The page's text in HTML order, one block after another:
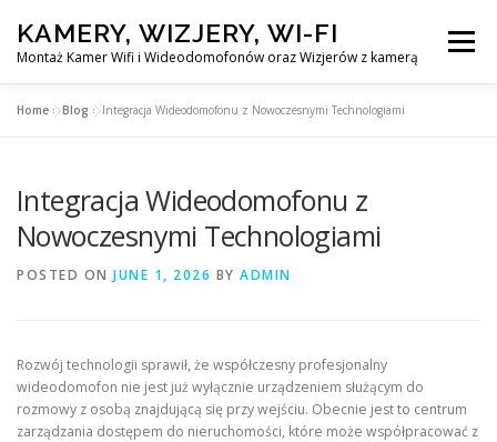
content
KAMERY, WIZJERY, WI-FI
Montaż Kamer Wifi i Wideodomofonów oraz Wizjerów z kamerą
Menu
MONTAŻ WIDEDOMOFONÓW
KONTAKT
EN
Home »Blog »Integracja Wideodomofonu z Nowoczesnymi Technologiami
Integracja Wideodomofonu z
Nowoczesnymi Technologiami
POSTED ON JUNE 1, 2026 BY ADMIN
Rozwój technologii sprawił, że współczesny profesjonalny
wideodomofon nie jest już wyłącznie urządzeniem służącym do
rozmowy z osobą znajdującą się przy wejściu. Obecnie jest to centrum
zarządzania dostępem do nieruchomości, które może współpracować z